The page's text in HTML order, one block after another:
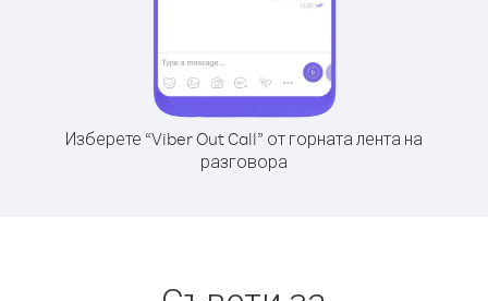
Изберете “Viber Out Call” от горната лента на
разговора